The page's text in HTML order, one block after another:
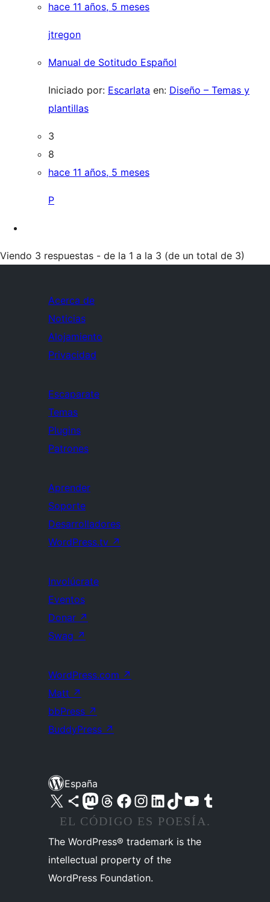
hace 11 años, 5 meses
jtregon
Manual de Sotitudo Español
Iniciado por: Escarlata en: Diseño – Temas y
plantillas
3
8
hace 11 años, 5 meses
P
Viendo 3 respuestas - de la 1 a la 3 (de un total de 3)
Acerca de
Noticias
Alojamiento
Privacidad
Escaparate
Temas
Plugins
Patrones
Aprender
Soporte
Desarrolladores
WordPress.tv ↗
Involúcrate
Eventos
Donar ↗
Swag ↗
WordPress.com ↗
Matt ↗
bbPress ↗
BuddyPress ↗
España
Visita nuestra cuenta de X (anteriormente Twitter)
Visita nuestra cuenta de Bluesky
Visita nuestra cuenta de Mastodon
Visita nuestra cuenta de Threads
Visita nuestra página de Facebook
Visita nuestra cuenta de Instagram
Visita nuestra cuenta de LinkedIn
Visita nuestra cuenta de TikTok
Visita nuestro canal de YouTube
Visita nuestra cuenta de Tumblr
EL CÓDIGO ES POESÍA.
The WordPress® trademark is the
intellectual property of the
WordPress Foundation.